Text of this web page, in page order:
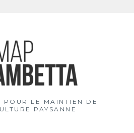
POUR LE MAINTIEN DE
PAYSANNE